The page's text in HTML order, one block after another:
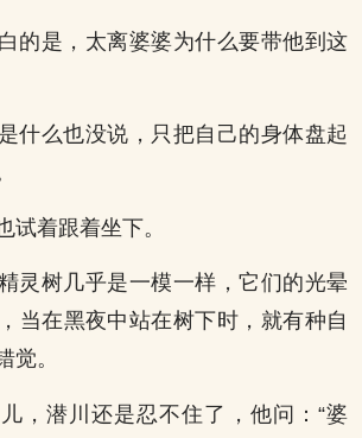
的是，太离婆婆为什么要带他到这
什么也没说，只把自己的身体盘起
试着跟着坐下。
灵树几乎是一模一样，它们的光晕
当在黑夜中站在树下时，就有种自
觉。
，潜川还是忍不住了，他问：“婆